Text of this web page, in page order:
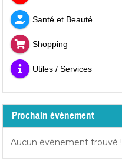
Santé et Beauté
Shopping
Utiles / Services
Prochain événement
Aucun événement trouvé !